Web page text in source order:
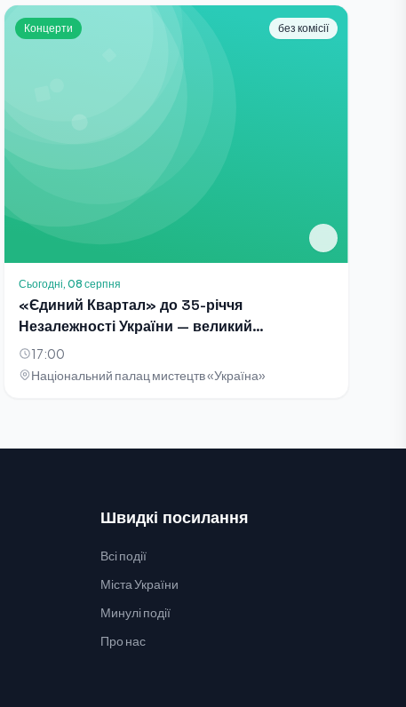
Концерти без комісії
Сьогодні, 08 серпня
«Єдиний Квартал» до 35-річчя
Незалежності України — великий
благодійний концерт-телезйомка
17:00
Національний палац мистецтв «Україна»
Швидкі посилання
Всі події
Міста України
Минулі події
Про нас